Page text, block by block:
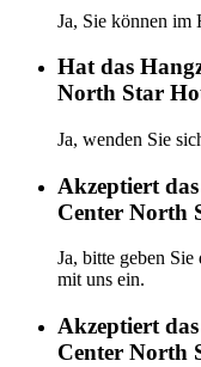
Ja, Sie können im
Hat das
North Star
Ja, wenden Sie
Akzeptiert
Center North
Ja, bitte geben
mit uns ein.
Akzeptiert
Center North